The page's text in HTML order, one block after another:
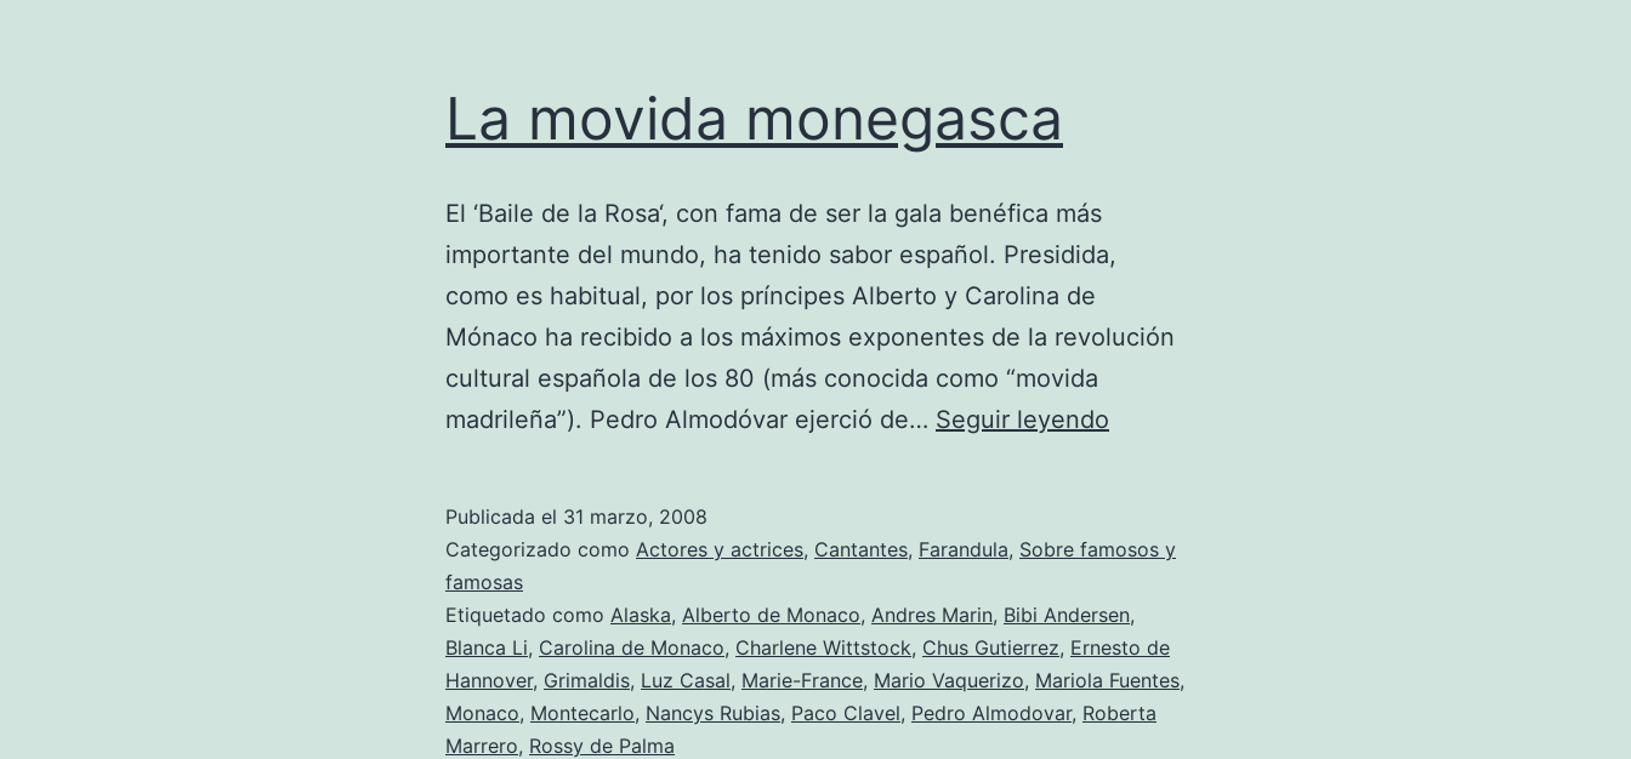
La movida monegasca
El ‘Baile de la Rosa‘, con fama de ser la gala benéfica más
importante del mundo, ha tenido sabor español. Presidida,
como es habitual, por los príncipes Alberto y Carolina de
Mónaco ha recibido a los máximos exponentes de la revolución
cultural española de los 80 (más conocida como “movida
madrileña”). Pedro Almodóvar ejerció de… Seguir leyendo
Publicada el 31 marzo, 2008
Categorizado como Actores y actrices, Cantantes, Farandula, Sobre famosos y
famosas
Etiquetado como Alaska, Alberto de Monaco, Andres Marin, Bibi Andersen,
Blanca Li, Carolina de Monaco, Charlene Wittstock, Chus Gutierrez, Ernesto de
Hannover, Grimaldis, Luz Casal, Marie-France, Mario Vaquerizo, Mariola Fuentes,
Monaco, Montecarlo, Nancys Rubias, Paco Clavel, Pedro Almodovar, Roberta
Marrero, Rossy de Palma